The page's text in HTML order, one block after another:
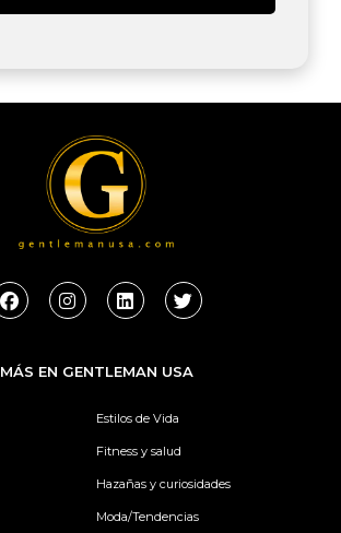
F
a
b
o
I
n
a
g
L
i
e
d
n
T
w
t
e
MÁS EN GENTLEMAN USA
Estilos de Vida
Fitness y salud
Hazañas y curiosidades
Moda/Tendencias